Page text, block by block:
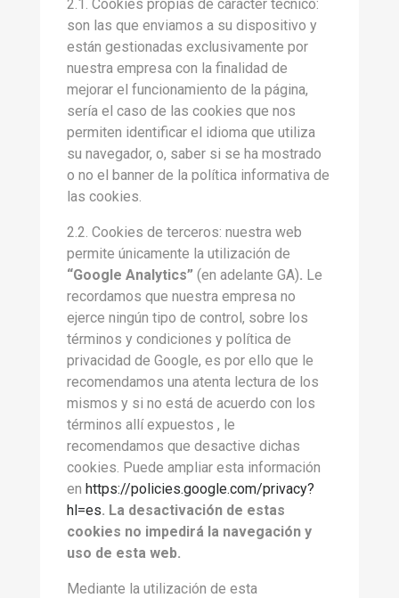
2.1. Cookies propias de carácter técnico:
son las que enviamos a su dispositivo y
están gestionadas exclusivamente por
nuestra empresa con la finalidad de
mejorar el funcionamiento de la página,
sería el caso de las cookies que nos
permiten identificar el idioma que utiliza
su navegador, o, saber si se ha mostrado
o no el banner de la política informativa de
las cookies.
2.2. Cookies de terceros: nuestra web
permite únicamente la utilización de
“Google Analytics” (en adelante GA). Le
recordamos que nuestra empresa no
ejerce ningún tipo de control, sobre los
términos y condiciones y política de
privacidad de Google, es por ello que le
recomendamos una atenta lectura de los
mismos y si no está de acuerdo con los
términos allí expuestos , le
recomendamos que desactive dichas
cookies. Puede ampliar esta información
en https://policies.google.com/privacy?
hl=es. La desactivación de estas
cookies no impedirá la navegación y
uso de esta web.
Mediante la utilización de esta